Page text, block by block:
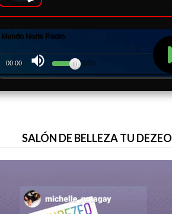
SALÓN DE BELLEZA TU DEZEO